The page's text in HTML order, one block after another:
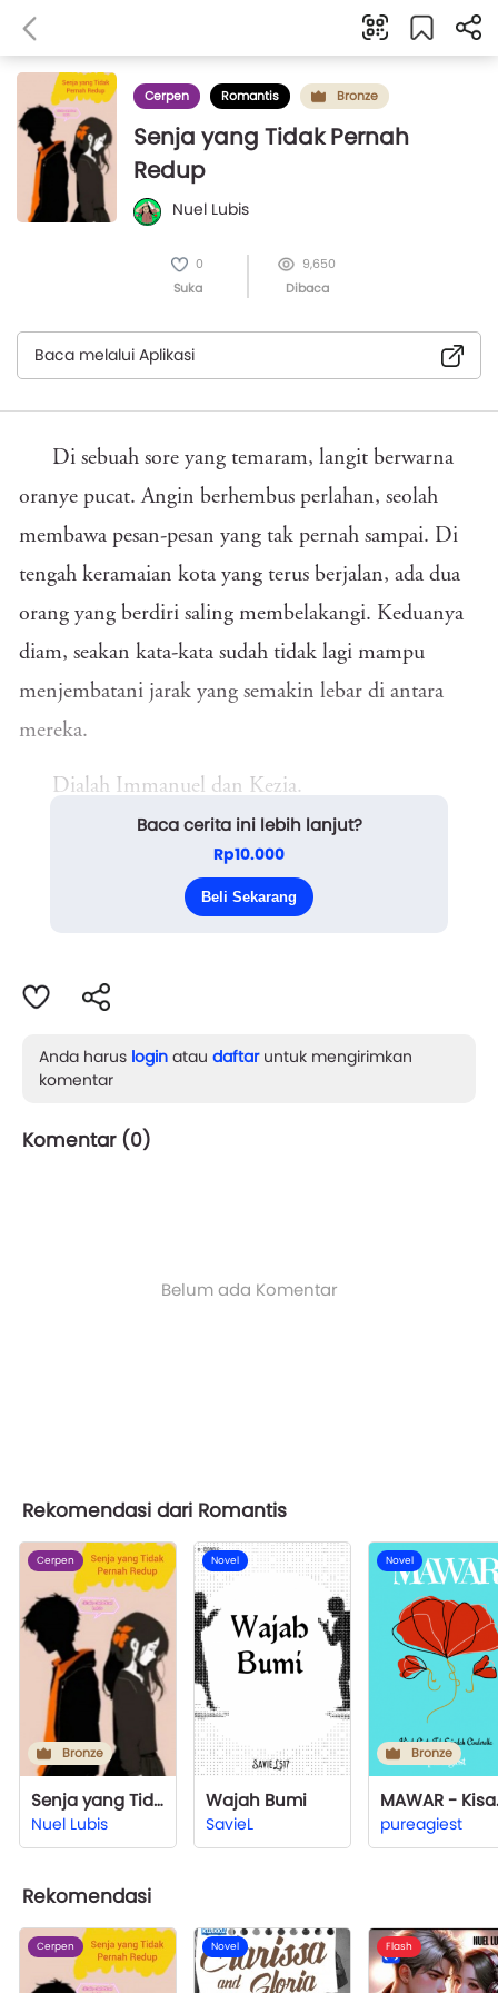
Cerpen Romantis Bronze
Senja yang Tidak Pernah
Redup
Nuel Lubis
0
Suka
9,650
Dibaca
Baca melalui Aplikasi
Di sebuah sore yang temaram, langit berwarna
oranye pucat. Angin berhembus perlahan, seolah
membawa pesan-pesan yang tak pernah sampai. Di
tengah keramaian kota yang terus berjalan, ada dua
orang yang berdiri saling membelakangi. Keduanya
diam, seakan kata-kata sudah tidak lagi mampu
menjembatani jarak yang semakin lebar di antara
mereka.
Dialah Immanuel dan Kezia.
Mereka pernah menjadi sepasang anak muda
yang percaya bahwa cinta bisa mengalahkan apa pun.
Baca cerita ini lebih lanjut?
Rp10.000
Beli Sekarang
Anda harus login atau daftaruntuk mengirimkan
komentar
Komentar (0)
Belum ada Komentar
Rekomendasi dari Romantis
Cerpen
Bronze
Senja yang Tidak Pernah Redup
Nuel Lubis
Novel
Wajah Bumi
SavieL
Novel
Bronze
pureagiest
Rekomendasi
Cerpen Novel Flash